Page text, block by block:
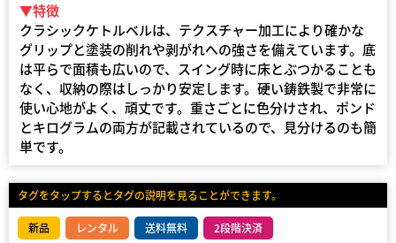
▼特徴
クラシックケトルベルは、テクスチャー加工により確かな
グリップと塗装の削れや剥がれへの強さを備えています。底
は平らで面積も広いので、スイング時に床とぶつかることも
なく、収納の際はしっかり安定します。硬い鋳鉄製で非常に
使い心地がよく、頑丈です。重さごとに色分けされ、ポンド
とキログラムの両方が記載されているので、見分けるのも簡
単です。
タグをタップするとタグの説明を見ることができます。
新品 レンタル 送料無料 2段階決済